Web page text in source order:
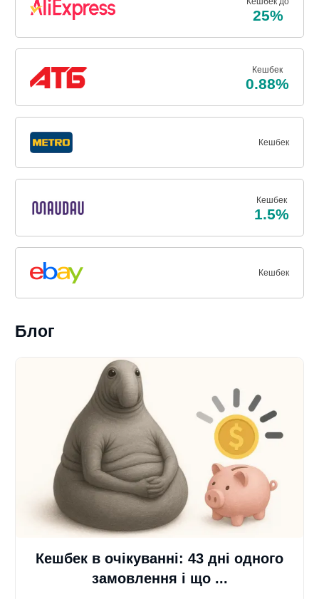
25%
Кешбек
0.88%
Кешбек
Кешбек
1.5%
Кешбек
Блог
Кешбек в очікуванні: 43 дні одного
замовлення і що ...